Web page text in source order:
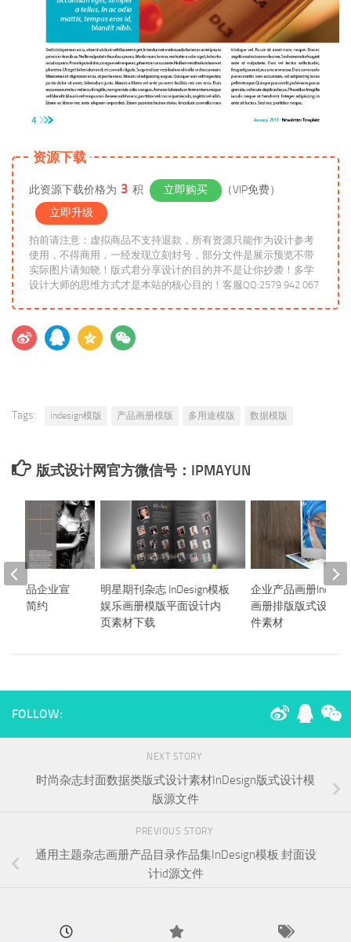
资源下载
此资源下载价格为 3 积 立即购买
（VIP免费）
立即升级
拍前请注意：虚拟商品不支持退款，所有资源只能作为设计参考
使用，不得商用，一经发现立刻封号，部分文件是展示预览不带
实际图片请知晓！版式君分享设计的目的并不是让你抄袭！多学
设计大师的思维方式才是本站的核心目的！客服QQ:2579 942 067
Tags: indesign模版 产品画册模版 多用途模版 数据模版
版式设计网官方微信号：IPMAYUN
明星期刊杂志 InDesign模板
娱乐画册模版平面设计内
页素材下载
企业产品画册
画册排版版式设计ID
件素材
绍产品企业宣
商务简约
FOLLOW:
NEXT STORY
时尚杂志封面数据类版式设计素材InDesign版式设计模
版源文件
PREVIOUS STORY
通用主题杂志画册产品目录作品集InDesign模板 封面设
计id源文件